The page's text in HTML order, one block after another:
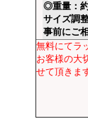
◎重量：
サイズ調
事前にご
無料にてラ
お客様の大
せて頂きま